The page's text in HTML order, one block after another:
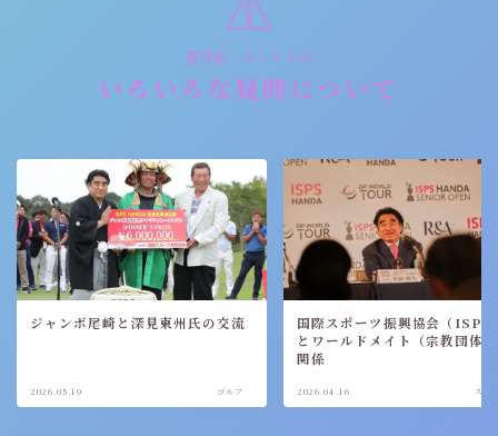
週刊誌・ネット上の
いろいろな疑問について
ジャンボ尾崎と深見東州氏の交流
2026.05.19 ゴルフ
国際スポーツ振興協会（ISPS
とワールドメイト（宗教団体
関係
2026.04.16 スポ